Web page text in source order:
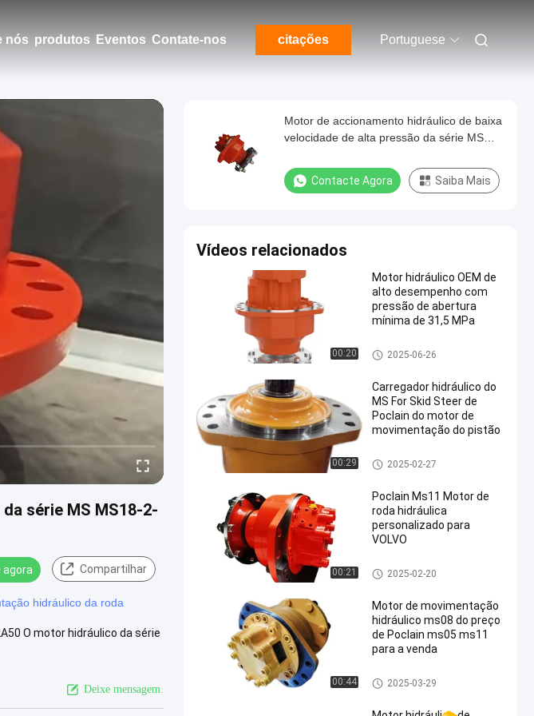
nós produtos Eventos Contate-nos citações Portuguese
série MS MS18-2-
Compartilhar
hidráulico da roda
O motor hidráulico da série
Deixe mensagem.
Motor de accionamento hidráulico de baixa
velocidade de alta pressão da série MS
Contacte Agora Saiba Mais
Vídeos relacionados
00:20
Motor hidráulico OEM de
alto desempenho com
pressão de abertura
mínima de 31,5 MPa
Motor de movimentação hidrá
ulico
2025-06-26
00:29
Carregador hidráulico do
MS For Skid Steer de
Poclain do motor de
movimentação do pistão
Motor de movimentação hidrá
ulico
2025-02-27
00:21
Poclain Ms11 Motor de
roda hidráulica
personalizado para
VOLVO
Motor de movimentação hidrá
ulico
2025-02-20
00:44
Motor de movimentação
hidráulico ms08 do preço
de Poclain ms05 ms11
para a venda
Motor de movimentação hidrá
ulico
2025-03-29